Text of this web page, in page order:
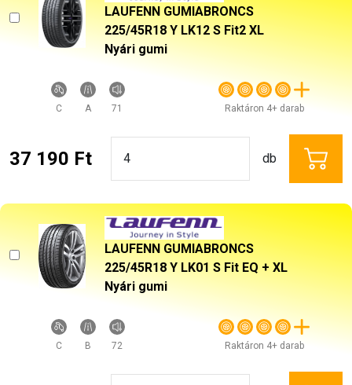
LAUFENN GUMIABRONCS
225/45R18 Y LK12 S Fit2 XL
Nyári gumi
C A 71 Raktáron 4+ darab
37 190 Ft db
LAUFENN GUMIABRONCS
225/45R18 Y LK01 S Fit EQ + XL
Nyári gumi
C B 72 Raktáron 4+ darab